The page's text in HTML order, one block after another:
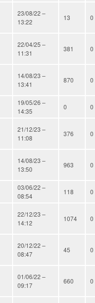
23/08/22 –
13:22
13 0
22/04/25 –
11:31
381 0
14/08/23 –
13:41
870 0
19/05/26 –
14:35
0 0
21/12/23 –
11:08
376 0
14/08/23 –
13:50
963 0
03/06/22 –
08:54
118 0
22/12/23 –
14:12
1074 0
20/12/22 –
08:47
45 0
01/06/22 –
09:17
660 0